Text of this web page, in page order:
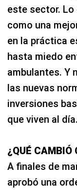
este sector. Lo
como una
en la práctica
hasta miedo
ambulantes. Y
las nuevas
inversiones
que viven al día.
¿QUÉ CAMBIÓ
A finales de
aprobó una